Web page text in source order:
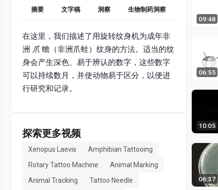
摘要 文字稿 洞察 生物制药洞察
在这里，我们描述了用旋转纹身机为成年非
洲 爪 蟾（非洲爪蛙）纹身的方法。适当的纹
身会产生深色、易于辨认的数字，这些数字
可以持续数月，并使动物易于区分，以便进
行研究和记录。
探索更多视频
Xenopus Laevis
Amphibian Tattooing
Rotary Tattoo Machine
Animal Marking
Animal Tracking
Tattoo Needle
09:48
06:55
10:05
06:37